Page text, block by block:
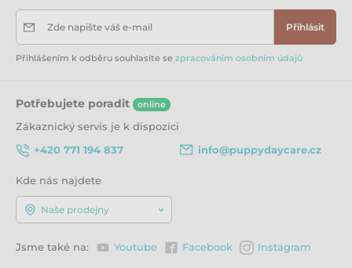
Zde napište váš e-mail Přihlásit
Přihlášením k odběru souhlasíte se zpracováním osobním údajů
Potřebujete poradit online
Zákaznický servis je k dispozici
+420 771 194 837
info@puppydaycare.cz
Kde nás najdete
Naše prodejny
Jsme také na: Youtube Facebook Instagram